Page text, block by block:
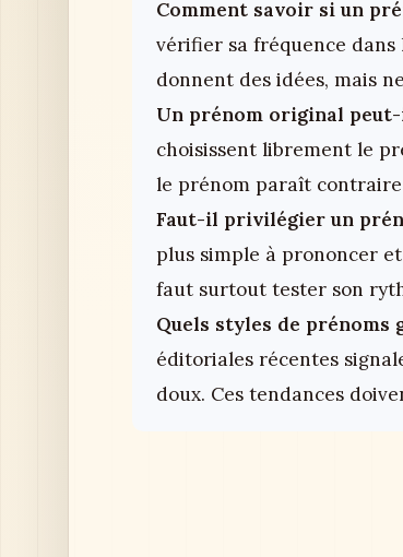
Comment savoir si un
vérifier sa fréquence dans
donnent des idées, mais
Un prénom original
choisissent librement le
le prénom paraît contraire
Faut-il privilégier un
plus simple à prononcer
faut surtout tester son
Quels styles de prénoms
éditoriales récentes
doux. Ces tendances